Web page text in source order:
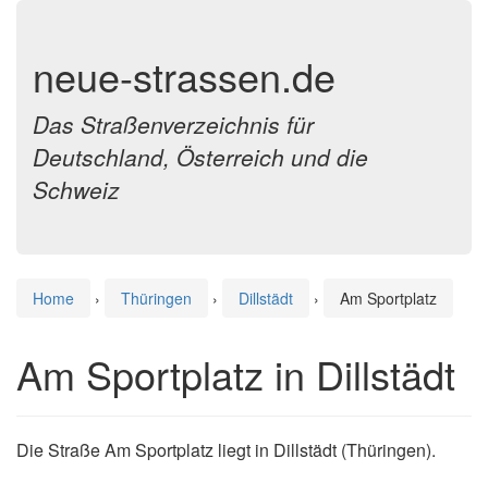
neue-strassen.de
Das Straßenverzeichnis für
Deutschland, Österreich und die
Schweiz
Home › Thüringen › Dillstädt › Am Sportplatz
Am Sportplatz in Dillstädt
Die Straße Am Sportplatz liegt in Dillstädt (Thüringen).